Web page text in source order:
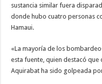
sustancia similar fuera
donde hubo cuatro personas
Hamaui.
«La mayoría de los
esta fuente, quien destacó
Aquirabat ha sido golpeada